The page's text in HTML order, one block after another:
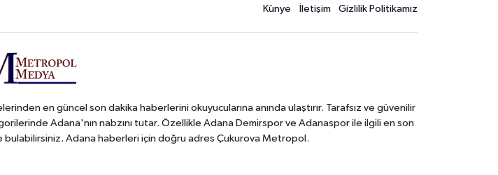
Künye İletişim Gizlilik Politikamız
en güncel son dakika haberlerini okuyucularına anında ulaştırır. Tarafsız ve güvenilir
Adana'nın nabzını tutar. Özellikle Adana Demirspor ve Adanaspor ile ilgili en son
Adana haberleri için doğru adres Çukurova Metropol.